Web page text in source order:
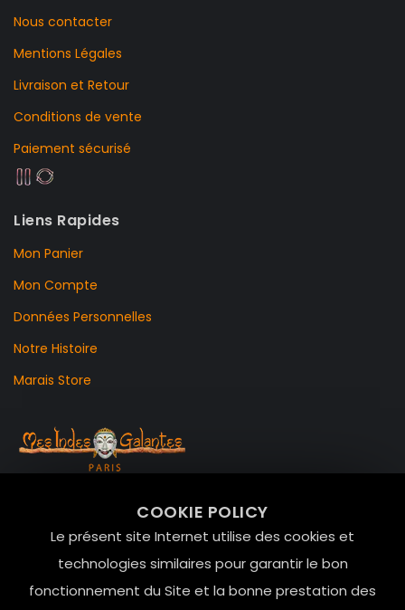
COOKIE POLICY
Le présent site Internet utilise des cookies et
technologies similaires pour garantir le bon
fonctionnement du Site et la bonne prestation des
Nous contacter
Mentions Légales
Livraison et Retour
Conditions de vente
Paiement sécurisé
Liens Rapides
Mon Panier
Mon Compte
Données Personnelles
Notre Histoire
Marais Store
Le Marais, 75004 Paris
contact@mesindesgalantes.com
01.42.72.42.51